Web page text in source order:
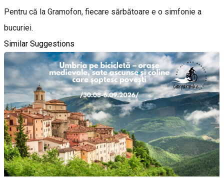
Pentru că la Gramofon, fiecare sărbătoare e o simfonie a
bucuriei.
Similar Suggestions